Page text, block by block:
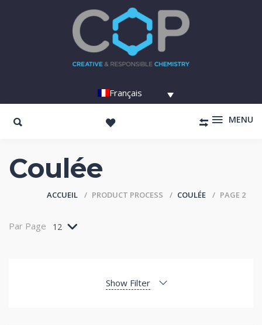
Français
MENU
Coulée
ACCUEIL PRODUCT PROCESS COULÉE PAGE 2
Par Page 12
Show Filter